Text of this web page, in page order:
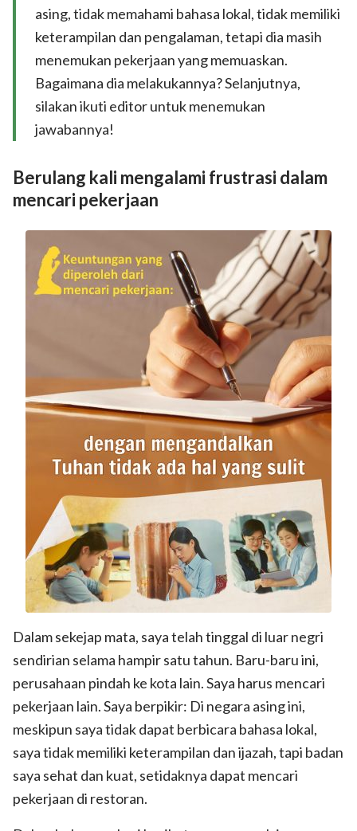
asing, tidak memahami bahasa lokal, tidak memiliki
keterampilan dan pengalaman, tetapi dia masih
menemukan pekerjaan yang memuaskan.
Bagaimana dia melakukannya? Selanjutnya,
silakan ikuti editor untuk menemukan
jawabannya!
Berulang kali mengalami frustrasi dalam
mencari pekerjaan
Dalam sekejap mata, saya telah tinggal di luar negri
sendirian selama hampir satu tahun. Baru-baru ini,
perusahaan pindah ke kota lain. Saya harus mencari
pekerjaan lain. Saya berpikir: Di negara asing ini,
meskipun saya tidak dapat berbicara bahasa lokal,
saya tidak memiliki keterampilan dan ijazah, tapi badan
saya sehat dan kuat, setidaknya dapat mencari
pekerjaan di restoran.